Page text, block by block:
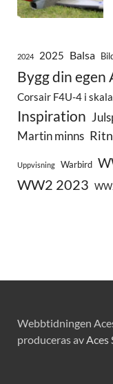
2024 2025 Balsa
Bygg din
Corsair F4U-4 i
Inspiration
Martin minns
Uppvisning Warbird
WW2 2023
Webbtidningen
produceras avAces